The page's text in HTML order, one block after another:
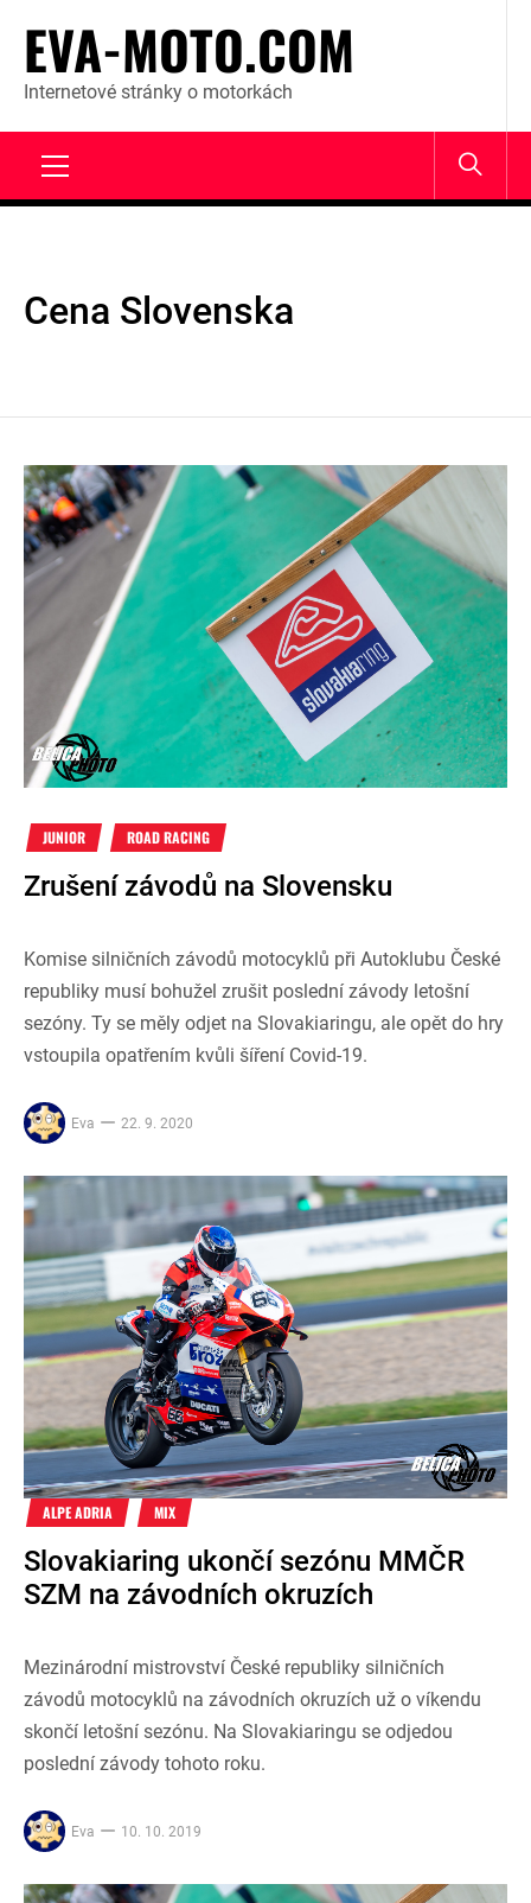
content
EVA-MOTO.COM
Internetové stránky o motorkách
Cena Slovenska
JUNIOR ROAD RACING
Zrušení závodů na Slovensku
Komise silničních závodů motocyklů při Autoklubu České
republiky musí bohužel zrušit poslední závody letošní
sezóny. Ty se měly odjet na Slovakiaringu, ale opět do hry
vstoupila opatřením kvůli šíření Covid-19.
Eva 22. 9. 2020
ALPE ADRIA MIX
Slovakiaring ukončí sezónu MMČR
SZM na závodních okruzích
Mezinárodní mistrovství České republiky silničních
závodů motocyklů na závodních okruzích už o víkendu
skončí letošní sezónu. Na Slovakiaringu se odjedou
poslední závody tohoto roku.
Eva 10. 10. 2019